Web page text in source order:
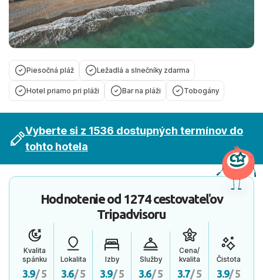
Piesočná pláž Ležadlá a slnečníky zdarma
Hotel priamo pri pláži Bar na pláži Tobogány
Vyberte si z 1536 dostupných termínov do
tohto hotela
Hodnotenie od 1274 cestovateľov
Tripadvisoru
Kvalita
spánku
3.9/ 5
Lokalita
3.6/ 5
Izby
3.9/ 5
Služby
3.6/ 5
Cena/
kvalita
3.7/ 5
Čistota
3.9/ 5